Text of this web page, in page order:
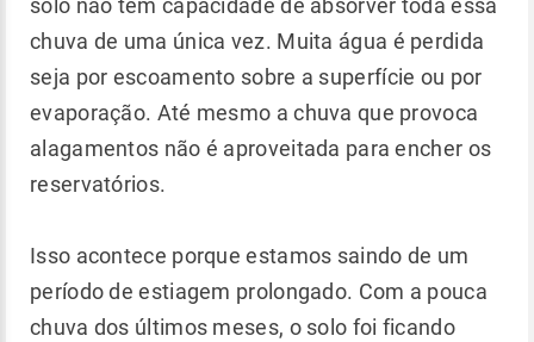
solo não tem capacidade de absorver toda essa
chuva de uma única vez. Muita água é perdida
seja por escoamento sobre a superfície ou por
evaporação. Até mesmo a chuva que provoca
alagamentos não é aproveitada para encher os
reservatórios.
Isso acontece porque estamos saindo de um
período de estiagem prolongado. Com a pouca
chuva dos últimos meses, o solo foi ficando